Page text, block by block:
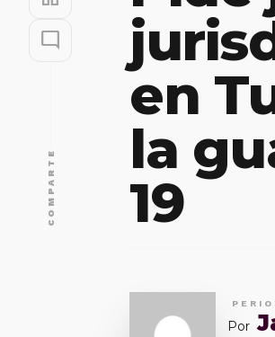
mode_comment
COMPARTE
en
la
19
Por